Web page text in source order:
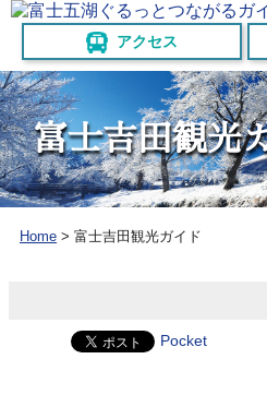
アクセス
富士吉田観光
Home > 富士吉田観光ガイド
Pocket